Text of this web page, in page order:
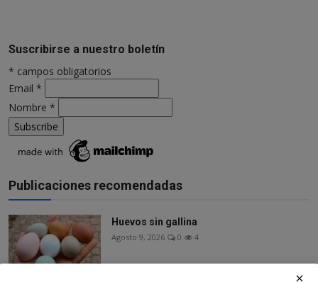
Suscribirse a nuestro boletín
* campos obligatorios
Email *
Nombre *
Publicaciones recomendadas
Huevos sin gallina
Agosto 9, 2026 0 4